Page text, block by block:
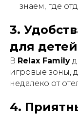
знаем, где
3.
для детей
В Relax Family
игровые зоны,
недалеко от
4.